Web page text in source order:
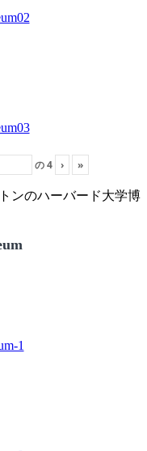
の4 › »
ンのハーバード大学博